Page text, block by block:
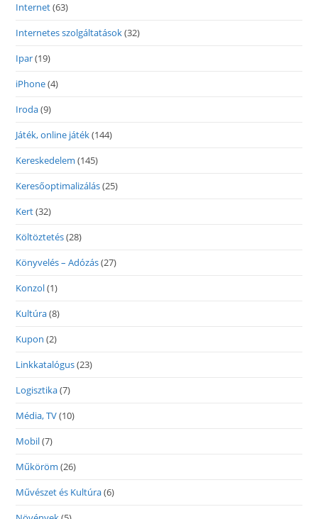
Internet(63)
Internetes szolgáltatások(32)
Ipar(19)
iPhone(4)
Iroda(9)
Játék, online játék(144)
Kereskedelem (145)
Keresőoptimalizálás(25)
Kert(32)
Költöztetés(28)
Könyvelés – Adózás(27)
Konzol(1)
Kultúra(8)
Kupon (2)
Linkkatalógus(23)
Logisztika(7)
Média, TV(10)
Mobil(7)
Műköröm (26)
Művészet és Kultúra(6)